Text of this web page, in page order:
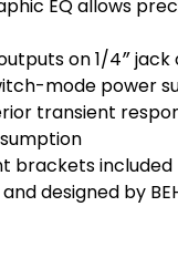
EQ allows
on 1/4″
mode power
transient
brackets included
designed by